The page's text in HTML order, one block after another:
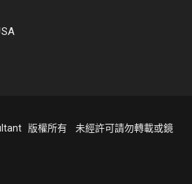
版權所有 未經許可請勿轉載或鏡